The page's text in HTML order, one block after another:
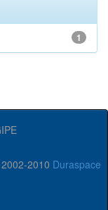
1
2010 Duraspace